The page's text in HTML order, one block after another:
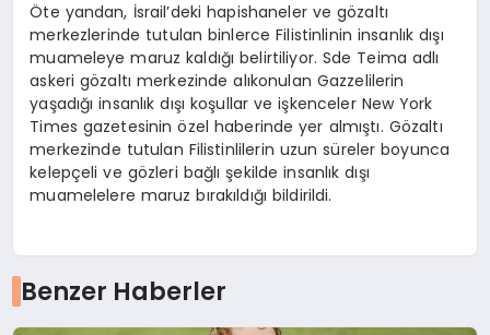
Öte yandan, İsrail’deki hapishaneler ve gözaltı
merkezlerinde tutulan binlerce Filistinlinin insanlık dışı
muameleye maruz kaldığı belirtiliyor. Sde Teima adlı
askeri gözaltı merkezinde alıkonulan Gazzelilerin
yaşadığı insanlık dışı koşullar ve işkenceler New York
Times gazetesinin özel haberinde yer almıştı. Gözaltı
merkezinde tutulan Filistinlilerin uzun süreler boyunca
kelepçeli ve gözleri bağlı şekilde insanlık dışı
muamelelere maruz bırakıldığı bildirildi.
Benzer Haberler